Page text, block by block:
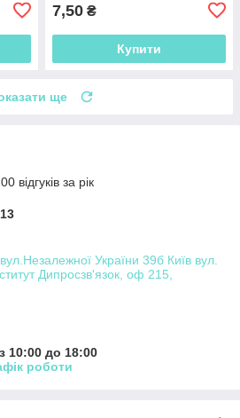
7,50 ₴
Купити
ще
відгуків за рік
України 39б Київ вул.
Дипросзв'язок, оф 215,
10:00 до 18:00
роботи